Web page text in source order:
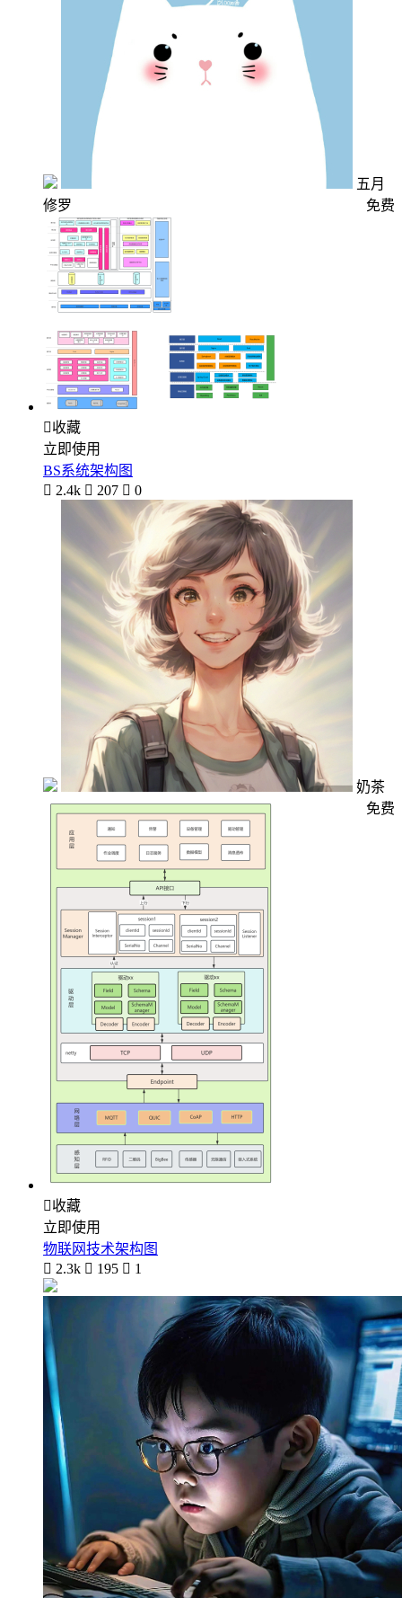
五月
修罗
免费
收藏
立即使用
BS系统架构图
 2.4k  207  0
奶茶
免费
收藏
立即使用
物联网技术架构图
 2.3k  195  1